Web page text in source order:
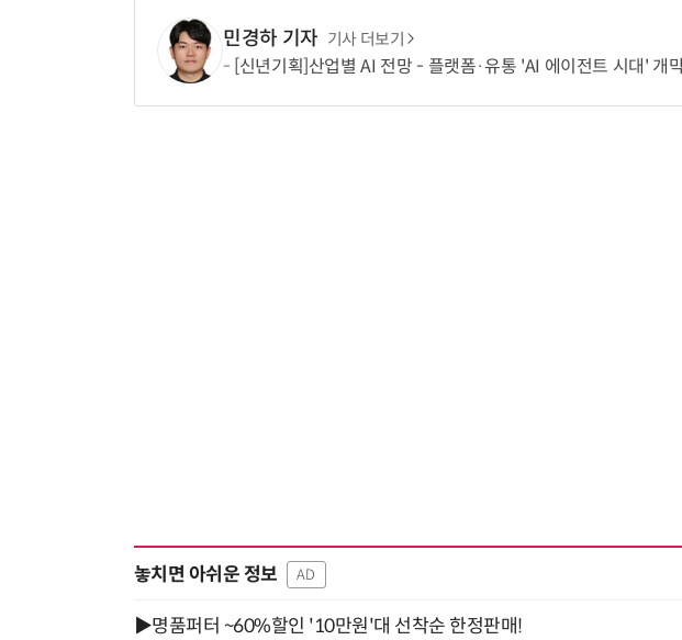
민경하 기자 기사 더보기
[신년기획]산업별 AI 전망 - 플랫폼·유통 'AI 에이전트 시대' 개
놓치면 아쉬운 정보 AD
▶명품퍼터 ~60%할인 '10만원'대 선착순 한정판매!